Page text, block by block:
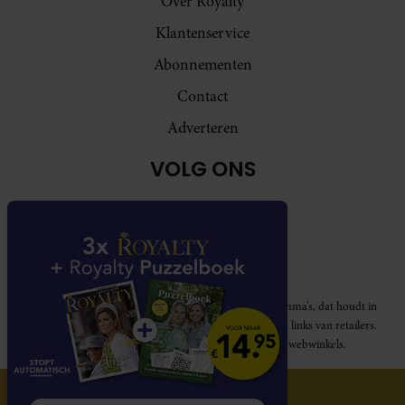
Klantenservice
Abonnementen
Contact
Adverteren
VOLG ONS
Royalty participeert in diverse affiliate marketing programma’s, dat houdt in
dat Royalty commissies ontvangt voor aankopen middels links van retailers.
Deze website wordt niet gesponsord door de genoemde webwinkels.